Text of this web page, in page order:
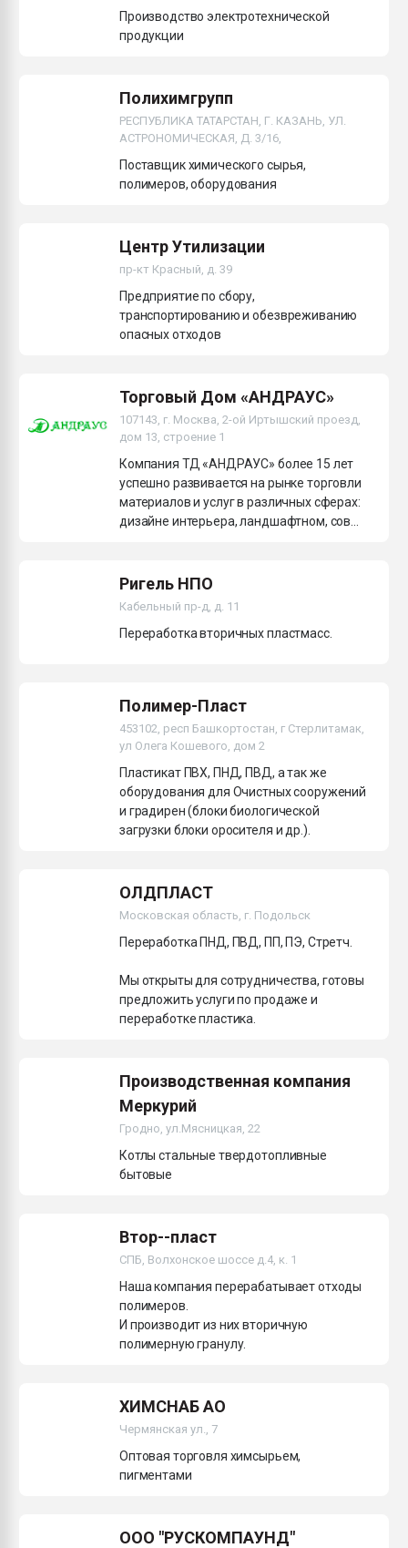
Производство электротехнической
продукции
Полихимгрупп
РЕСПУБЛИКА ТАТАРСТАН, Г. КАЗАНЬ, УЛ.
АСТРОНОМИЧЕСКАЯ, Д. 3/16,
Поставщик химического сырья,
полимеров, оборудования
Центр Утилизации
пр-кт Красный, д. 39
Предприятие по сбору,
транспортированию и обезвреживанию
опасных отходов
Торговый Дом «АНДРАУС»
107143, г. Москва, 2-ой Иртышский проезд,
дом 13, строение 1
Компания ТД «АНДРАУС» более 15 лет
успешно развивается на рынке торговли
материалов и услуг в различных сферах:
дизайне интерьера, ландшафтном, сов...
Ригель НПО
Кабельный пр-д, д. 11
Переработка вторичных пластмасс.
Полимер-Пласт
453102, респ Башкортостан, г Стерлитамак,
ул Олега Кошевого, дом 2
Пластикат ПВХ, ПНД, ПВД, а так же
оборудования для Очистных сооружений
и градирен (блоки биологической
загрузки блоки оросителя и др.).
ОЛДПЛАСТ
Московская область, г. Подольск
Переработка ПНД, ПВД, ПП, ПЭ, Стретч.
Мы открыты для сотрудничества, готовы
предложить услуги по продаже и
переработке пластика.
Производственная компания
Меркурий
Гродно, ул.Мясницкая, 22
Котлы стальные твердотопливные
бытовые
Втор--пласт
СПБ, Волхонское шоссе д.4, к. 1
Наша компания перерабатывает отходы
полимеров.
И производит из них вторичную
полимерную гранулу.
ХИМСНАБ АО
Чермянская ул., 7
Оптовая торговля химсырьем,
пигментами
ООО "РУСКОМПАУНД"